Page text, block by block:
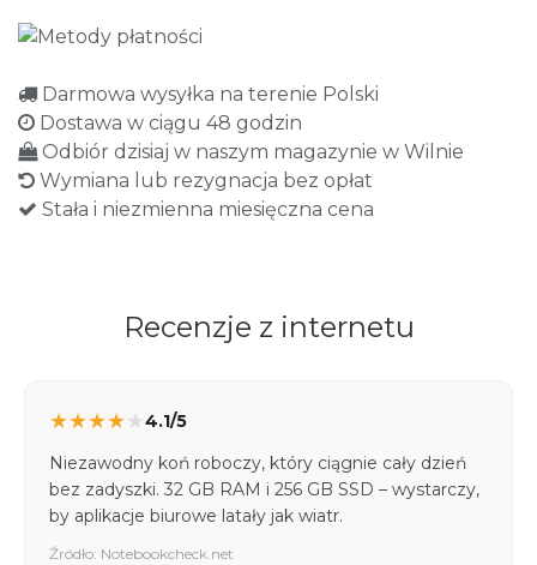
Darmowa wysyłka na terenie Polski
Dostawa w ciągu 48 godzin
Odbiór dzisiaj w naszym magazynie w Wilnie
Wymiana lub rezygnacja bez opłat
Stała i niezmienna miesięczna cena
Recenzje z internetu
★★★★★4.1/5
Niezawodny koń roboczy, który ciągnie cały dzień
bez zadyszki. 32 GB RAM i 256 GB SSD – wystarczy,
by aplikacje biurowe latały jak wiatr.
Źródło: Notebookcheck.net